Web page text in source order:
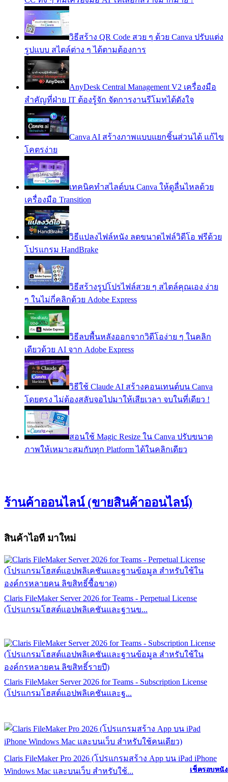
เช็ครอบหนัง
เช็ครอบหนัง
เช็ครอบหนัง
เช็ครอบหนัง
เช็ครอบหนัง
เช็ครอบหนัง
เช็ครอบหนัง
เช็ครอบหนัง
เช็ครอบหนัง
เช็ครอบหนัง
เช็ครอบหนัง
เช็ครอบหนัง
วิธีสร้าง QR Code สวย ๆ ด้วย Canva ปรับแต่ง
รูปแบบ สไตล์ต่าง ๆ ได้ตามต้องการ
AnyDesk Central Management V2 เครื่องมือ
สำคัญที่ฝ่าย IT ต้องรู้จัก จัดการงานรีโมทได้ดังใจ
Canva AI สร้างภาพแบบแยกชิ้นส่วนได้ แก้ไข
โคตรง่าย
เทคนิคทำสไลด์บน Canva ให้ดูลื่นไหลด้วย
เครื่องมือ Transition
วิธีแปลงไฟล์หนัง ลดขนาดไฟล์วิดีโอ ฟรีด้วย
โปรแกรม HandBrake
วิธีสร้างรูปโปรไฟล์สวย ๆ สไตล์คุณเอง ง่าย
ๆ ในไม่กี่คลิกด้วย Adobe Express
วิธีลบพื้นหลังออกจากวิดีโอง่าย ๆ ในคลิก
เดียวด้วย AI จาก Adobe Express
วิธีใช้ Claude AI สร้างคอนเทนต์บน Canva
โดยตรง ไม่ต้องสลับจอไปมาให้เสียเวลา จบในที่เดียว !
สอนใช้ Magic Resize ใน Canva ปรับขนาด
ภาพให้เหมาะสมกับทุก Platform ได้ในคลิกเดียว
ร้านค้าออนไลน์ (ขายสินค้าออนไลน์)
สินค้าไอที มาใหม่
Claris FileMaker Server 2026 for Teams - Perpetual License
(โปรแกรมโฮสต์แอปพลิเคชันและฐานข...
Claris FileMaker Server 2026 for Teams - Subscription License
(โปรแกรมโฮสต์แอปพลิเคชันและฐ...
Claris FileMaker Pro 2026 (โปรแกรมสร้าง App บน iPad iPhone
Windows Mac และบนเว็บ สำหรับใช้...